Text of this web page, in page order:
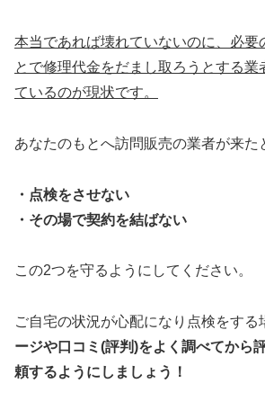
本当であれば壊れていないのに、必要
とで修理代金をだまし取ろうとする業
ているのが現状です。
あなたのもとへ訪問販売の業者が来た
・点検をさせない
・その場で契約を結ばない
この2つを守るようにしてください。
ご自宅の状況が心配になり点検をする
ージや口コミ(評判)をよく調べてから
頼するようにしましょう！